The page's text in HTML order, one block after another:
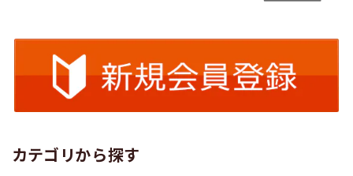
カテゴリから探す